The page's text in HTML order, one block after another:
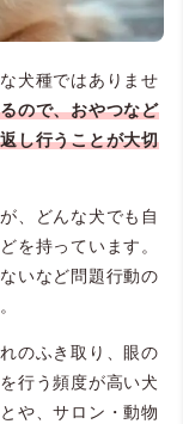
犬種ではありませ
ので、おやつなど
し行うことが大切
、どんな犬でも自
を持っています。
いなど問題行動の
のふき取り、眼の
行う頻度が高い犬
や、サロン・動物